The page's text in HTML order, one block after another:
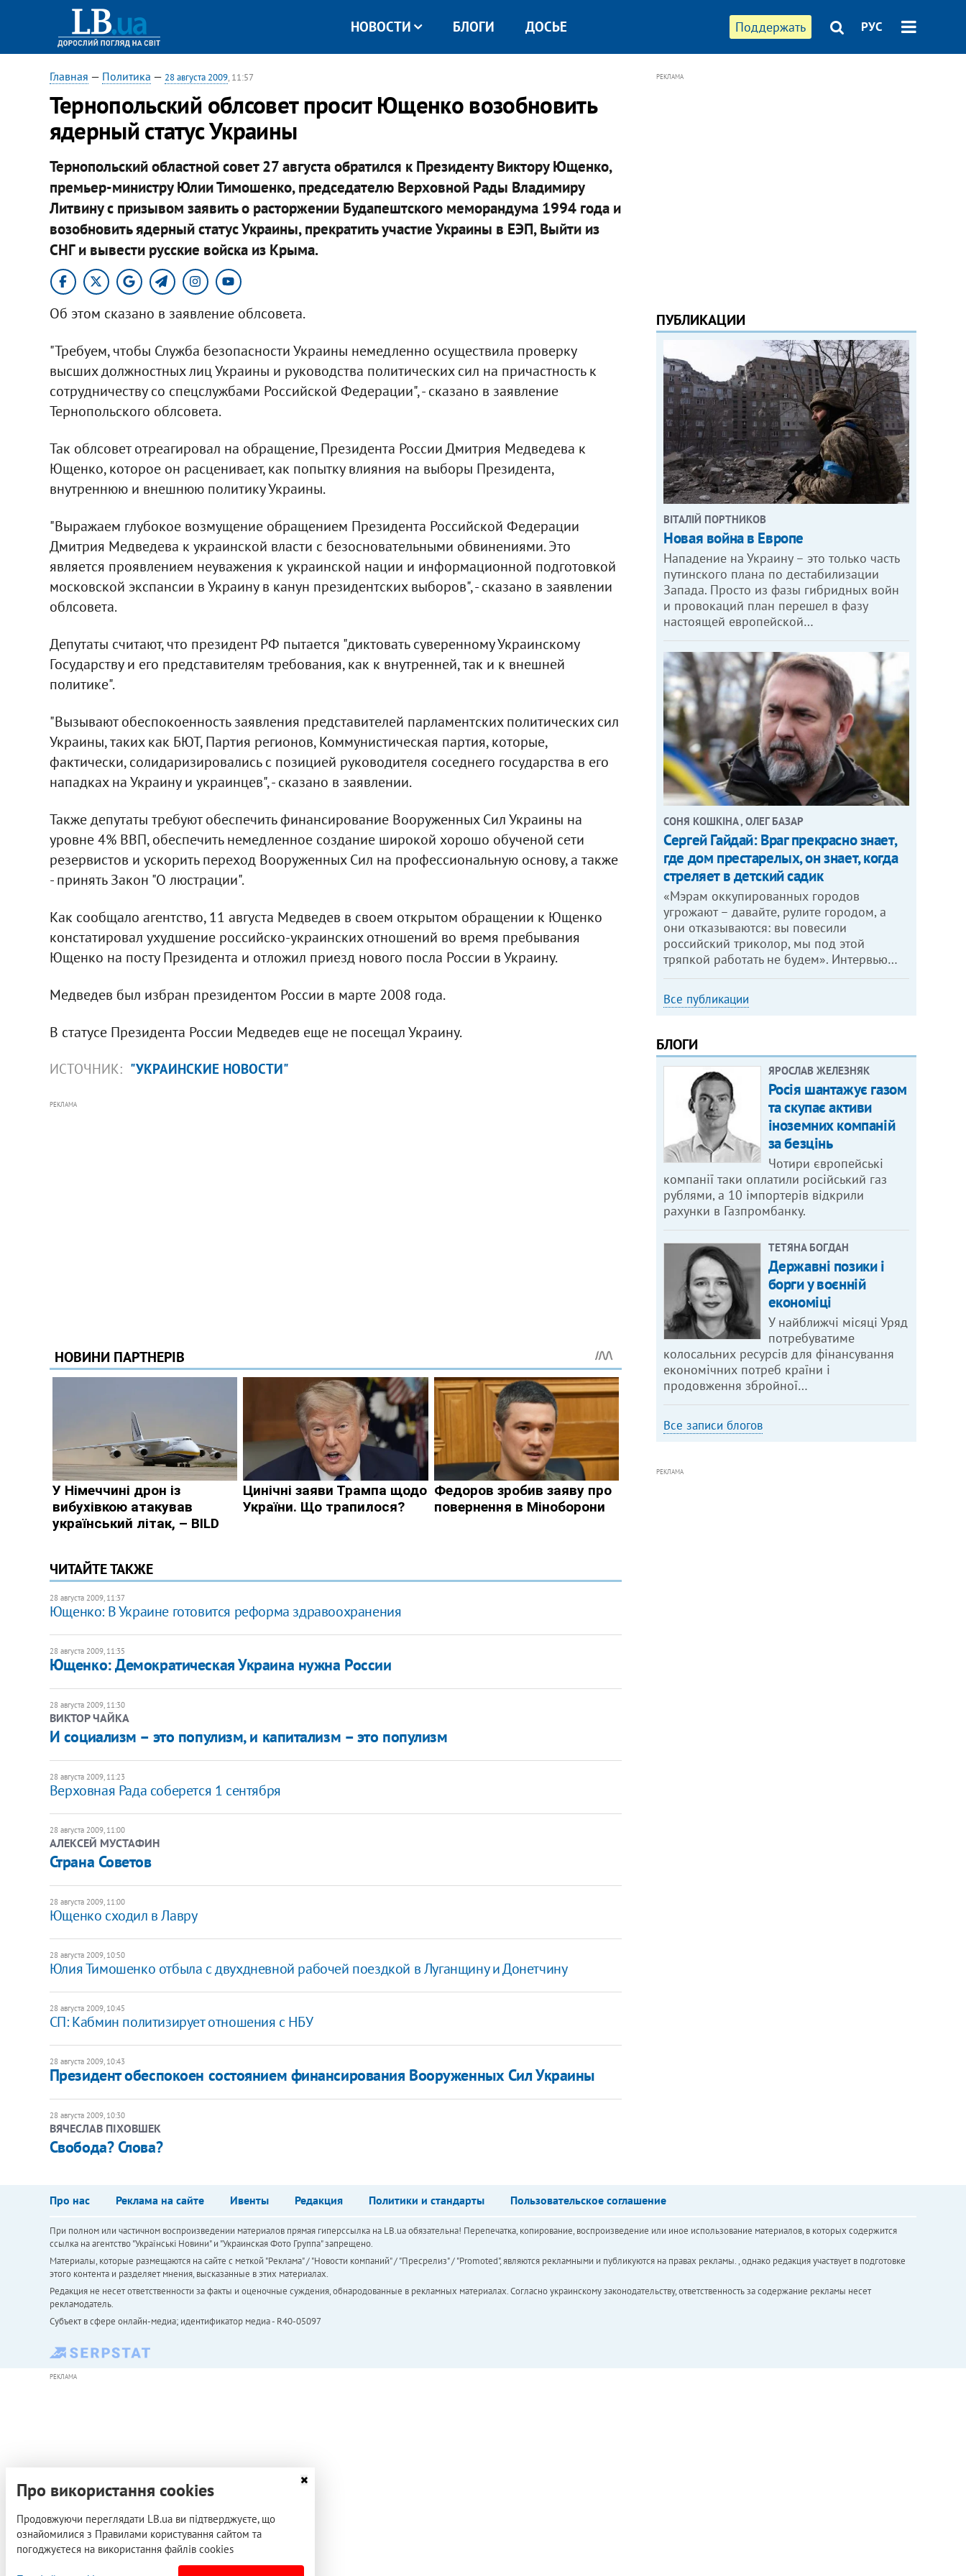
Поддержать РУС
НОВОСТИ БЛОГИ ДОСЬЕ
Главная — Политика — 28 августа 2009, 11:57
Тернопольский облсовет просит Ющенко возобновить
ядерный статус Украины
Тернопольский областной совет 27 августа обратился к Президенту Виктору Ющенко,
премьер-министру Юлии Тимошенко, председателю Верховной Рады Владимиру
Литвину с призывом заявить о расторжении Будапештского меморандума 1994 года и
возобновить ядерный статус Украины, прекратить участие Украины в ЕЭП, Выйти из
СНГ и вывести русские войска из Крыма.
Об этом сказано в заявление облсовета.
"Требуем, чтобы Служба безопасности Украины немедленно осуществила проверку
высших должностных лиц Украины и руководства политических сил на причастность к
сотрудничеству со спецслужбами Российской Федерации", - сказано в заявление
Тернопольского облсовета.
Так облсовет отреагировал на обращение, Президента России Дмитрия Медведева к
Ющенко, которое он расценивает, как попытку влияния на выборы Президента,
внутреннюю и внешнюю политику Украины.
"Выражаем глубокое возмущение обращением Президента Российской Федерации
Дмитрия Медведева к украинской власти с безосновательными обвинениями. Это
является проявлением неуважения к украинской нации и информационной подготовкой
московской экспансии в Украину в канун президентских выборов", - сказано в заявлении
облсовета.
Депутаты считают, что президент РФ пытается "диктовать суверенному Украинскому
Государству и его представителям требования, как к внутренней, так и к внешней
политике".
"Вызывают обеспокоенность заявления представителей парламентских политических сил
Украины, таких как БЮТ, Партия регионов, Коммунистическая партия, которые,
фактически, солидаризировались с позицией руководителя соседнего государства в его
нападках на Украину и украинцев", - сказано в заявлении.
Также депутаты требуют обеспечить финансирование Вооруженных Сил Украины на
уровне 4% ВВП, обеспечить немедленное создание широкой хорошо обученой сети
резервистов и ускорить переход Вооруженных Сил на профессиональную основу, а также
- принять Закон "О люстрации".
Как сообщало агентство, 11 августа Медведев в своем открытом обращении к Ющенко
констатировал ухудшение российско-украинских отношений во время пребывания
Ющенко на посту Президента и отложил приезд нового посла России в Украину.
Медведев был избран президентом России в марте 2008 года.
В статусе Президента России Медведев еще не посещал Украину.
ИСТОЧНИК: "УКРАИНСКИЕ НОВОСТИ"
РЕКЛАМА
ЧИТАЙТЕ ТАКЖЕ
28 августа 2009, 11:37
Ющенко: В Украине готовится реформа здравоохранения
28 августа 2009, 11:35
Ющенко: Демократическая Украина нужна России
28 августа 2009, 11:30
ВИКТОР ЧАЙКА
И социализм – это популизм, и капитализм – это популизм
28 августа 2009, 11:23
Верховная Рада соберется 1 сентября
28 августа 2009, 11:00
АЛЕКСЕЙ МУСТАФИН
Страна Советов
28 августа 2009, 11:00
Ющенко сходил в Лавру
28 августа 2009, 10:50
Юлия Тимошенко отбыла с двухдневной рабочей поездкой в Луганщину и Донетчину
28 августа 2009, 10:45
СП: Кабмин политизирует отношения с НБУ
28 августа 2009, 10:43
Президент обеспокоен состоянием финансирования Вооруженных Сил Украины
28 августа 2009, 10:30
ВЯЧЕСЛАВ ПІХОВШЕК
Свобода? Слова?
РЕКЛАМА
ПУБЛИКАЦИИ
ВІТАЛІЙ ПОРТНИКОВ
Новая война в Европе
Нападение на Украину – это только часть
путинского плана по дестабилизации
Запада. Просто из фазы гибридных войн
и провокаций план перешел в фазу
настоящей европейской…
СОНЯ КОШКІНА , ОЛЕГ БАЗАР
Сергей Гайдай: Враг прекрасно знает,
где дом престарелых, он знает, когда
стреляет в детский садик
«Мэрам оккупированных городов
угрожают – давайте, рулите городом, а
они отказываются: вы повесили
российский триколор, мы под этой
тряпкой работать не будем». Интервью…
Все публикации
БЛОГИ
ЯРОСЛАВ ЖЕЛЕЗНЯК
Росія шантажує газом
та скупає активи
іноземних компаній
за безцінь
Чотири європейські
компанії таки оплатили російський газ
рублями, а 10 імпортерів відкрили
рахунки в Газпромбанку.
ТЕТЯНА БОГДАН
Державні позики і
борги у воєнній
економіці
У найближчі місяці Уряд
потребуватиме
колосальних ресурсів для фінансування
економічних потреб країни і
продовження збройної…
Все записи блогов
РЕКЛАМА
Про нас Реклама на сайте Ивенты Редакция Политики и стандарты Пользовательское соглашение
При полном или частичном воспроизведении материалов прямая гиперссылка на LB.ua обязательна! Перепечатка, копирование, воспроизведение или иное использование материалов, в которых содержится
ссылка на агентство "Українськi Новини" и "Украинская Фото Группа" запрещено.
Материалы, которые размещаются на сайте с меткой "Реклама" / "Новости компаний" / "Пресрелиз" / "Promoted", являются рекламными и публикуются на правах рекламы. , однако редакция участвует в подготовке
этого контента и разделяет мнения, высказанные в этих материалах.
Редакция не несет ответственности за факты и оценочные суждения, обнародованные в рекламных материалах. Согласно украинскому законодательству, ответственность за содержание рекламы несет
рекламодатель.
Субъект в сфере онлайн-медиа; идентификатор медиа - R40-05097
РЕКЛАМА
Про використання cookies
Продовжуючи переглядати LB.ua ви підтверджуєте, що
ознайомилися з Правилами користування сайтом та
погоджуєтеся на використання файлів cookies